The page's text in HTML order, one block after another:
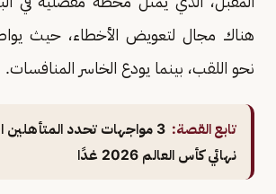
هناك مجال لتعويض الأخطاء، حيث
نحو اللقب، بينما يودع الخاسر المنافسات.
تابع القصة:
3 مواجهات تحدد المتأهلين
نهائي كأس العالم 2026 غدًا